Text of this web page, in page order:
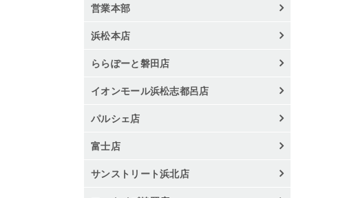
営業本部
浜松本店
ららぽーと磐田店
イオンモール浜松志都呂店
パルシェ店
富士店
サンストリート浜北店